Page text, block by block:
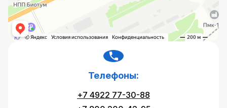
Телефоны:
+7 4922 77-30-88